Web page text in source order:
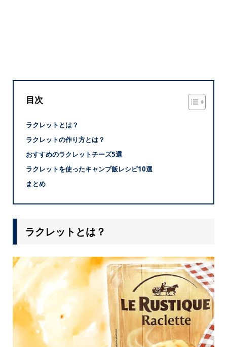
目次
ラクレットとは？
ラクレットの作り方とは？
おすすめのラクレットチーズ5選
ラクレットを使ったキャンプ飯レシピ10選
まとめ
ラクレットとは？